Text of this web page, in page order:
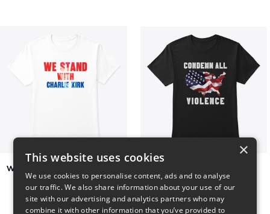
We Stand With Charlie Kirk
$7 $41
×
This website uses cookies
We use cookies to personalise content, ads and to analyse
our traffic. We also share information about your use of our
site with our advertising and analytics partners who may
combine it with other information that you’ve provided to